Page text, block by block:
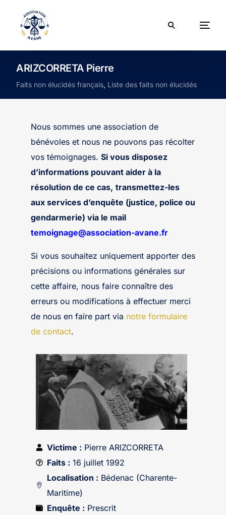
ARIZCORRETA Pierre
Faits non élucidés français, Liste des faits non élucidés
Nous sommes une association de
bénévoles et nous ne pouvons pas récolter
vos témoignages. Si vous disposez
d’informations pouvant aider à la
résolution de ce cas, transmettez-les
aux services d’enquête (justice, police ou
gendarmerie) via le mail
temoignage@association-avane.fr
Si vous souhaitez uniquement apporter des
précisions ou informations générales sur
cette affaire, nous faire connaître des
erreurs ou modifications à effectuer merci
de nous en faire part via notre formulaire
de contact.
Victime : Pierre ARIZCORRETA
Faits : 16 juillet 1992
Localisation : Bédenac (Charente-
Maritime)
Enquête : Prescrit